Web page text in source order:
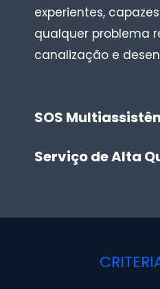
experientes,
qualquer problema
canalização e
SOS
Serviço de Alta